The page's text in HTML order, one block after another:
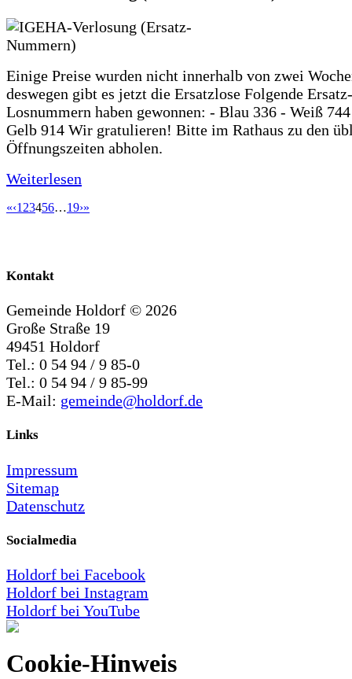
Einige Preise wurden nicht innerhalb von zwei
deswegen gibt es jetzt die Ersatzlose Folgende Ersatz-
Losnummern haben gewonnen: - Blau 336 - Weiß
Gelb 914 Wir gratulieren! Bitte im Rathaus zu den
Öffnungszeiten abholen.
Weiterlesen
«‹1 23456…19›»
Kontakt
Gemeinde Holdorf © 2026
Große Straße 19
49451 Holdorf
Tel.: 0 54 94 / 9 85-0
Tel.: 0 54 94 / 9 85-99
E-Mail: gemeinde@holdorf.de
Links
Impressum
Sitemap
Datenschutz
Socialmedia
Holdorf bei Facebook
Holdorf bei Instagram
Holdorf bei YouTube
Cookie-Hinweis